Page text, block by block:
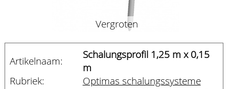
Vergroten
Artikelnaam:
Schalungsprofil 1,25 m x 0,15
m
Rubriek:
Optimas schalungssysteme